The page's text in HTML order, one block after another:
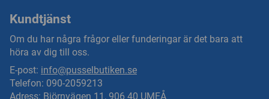
Kundtjänst
Om du har några frågor eller funderingar är det bara att
höra av dig till oss.
E-post: info@pusselbutiken.se
Telefon: 090-2059213
Adress: Björnvägen 11, 906 40 UMEÅ